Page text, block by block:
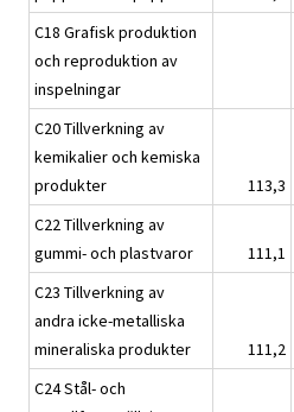
C18 Grafisk produktion
och reproduktion av
inspelningar
C20 Tillverkning av
kemikalier och kemiska
produkter
113,3
C22 Tillverkning av
gummi- och plastvaror
111,1
C23 Tillverkning av
andra icke-metalliska
mineraliska produkter
111,2
C24 Stål- och